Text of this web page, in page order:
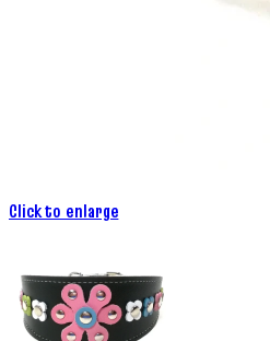
Click to enlarge